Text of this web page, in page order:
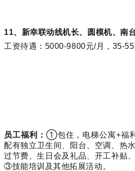
11、新幸联动线机长、 圆模机、南
工资待遇：5000-9800元/月，35-55
员工福利： ①包住，电梯公寓+福
配有独立卫生间、阳台、空调、热
过节费、生日会及礼品、开工补贴
③技能培训及其他拓展活动。